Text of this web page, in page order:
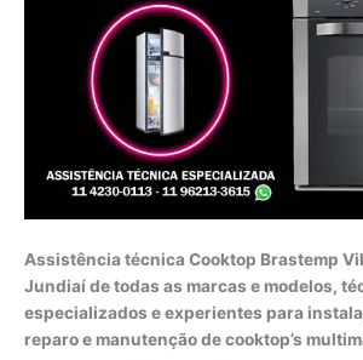
Assistência técnica Cooktop Brastemp
Jundiaí de todas as marcas e modelos,
especializados e experientes para
reparo e manutenção de cooktop’s